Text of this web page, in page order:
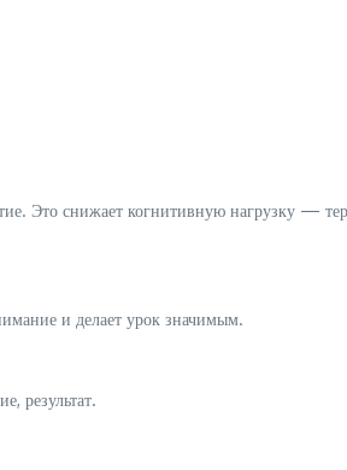
Это снижает когнитивную нагрузку —
и делает урок значимым.
результат.